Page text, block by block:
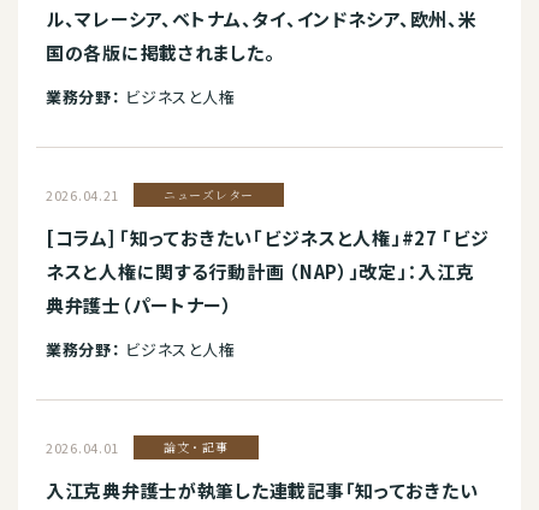
ル、マレーシア、ベトナム、タイ、インドネシア、欧州、米
国の各版に掲載されました。
業務分野： ビジネスと人権
2026.04.21 ニューズレター
[コラム] 「知っておきたい「ビジネスと人権」#27 「ビジ
ネスと人権に関する行動計画 （NAP）」改定」：入江克
典弁護士（パートナー）
業務分野： ビジネスと人権
2026.04.01 論文・記事
入江克典弁護士が執筆した連載記事「知っておきたい